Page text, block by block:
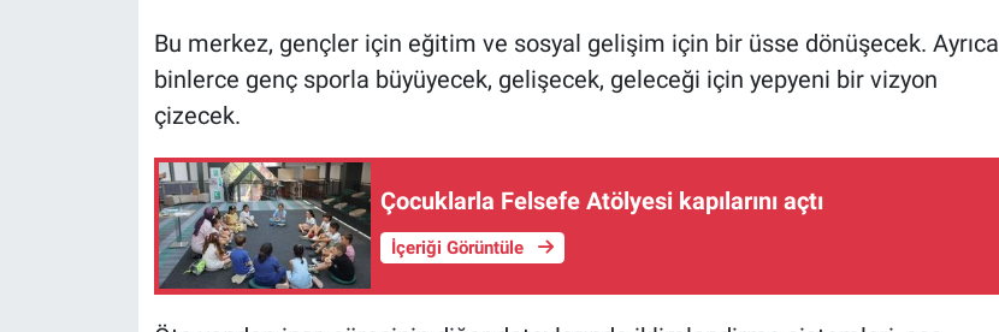
Bu merkez, gençler için eğitim ve sosyal gelişim için bir üsse dönüşecek. Ayrıca
binlerce genç sporla büyüyecek, gelişecek, geleceği için yepyeni bir vizyon
çizecek.
Çocuklarla Felsefe Atölyesi kapılarını açtı
İçeriği Görüntüle